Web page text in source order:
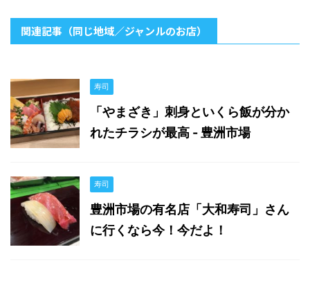
関連記事（同じ地域／ジャンルのお店）
寿司
「やまざき」刺身といくら飯が分か
れたチラシが最高 - 豊洲市場
寿司
豊洲市場の有名店「大和寿司」さん
に行くなら今！今だよ！